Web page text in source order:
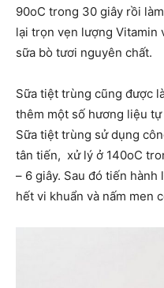
90oC trong 30 giây rồi
lại trọn vẹn lượng Vitamin
sữa bò tươi nguyên chất.
Sữa tiệt trùng cũng được
thêm một số hương liệu
Sữa tiệt trùng sử dụng
tân tiến, xử lý ở 140oC
– 6 giây. Sau đó tiến
hết vi khuẩn và nấm men